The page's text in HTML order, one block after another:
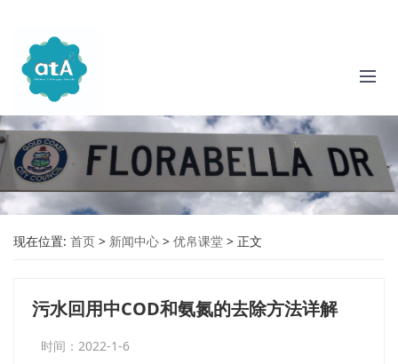
现在位置: 首页 > 新闻中心 > 优帛课堂 > 正文
污水回用中COD和氨氮的去除方法详解
时间：2022-1-6